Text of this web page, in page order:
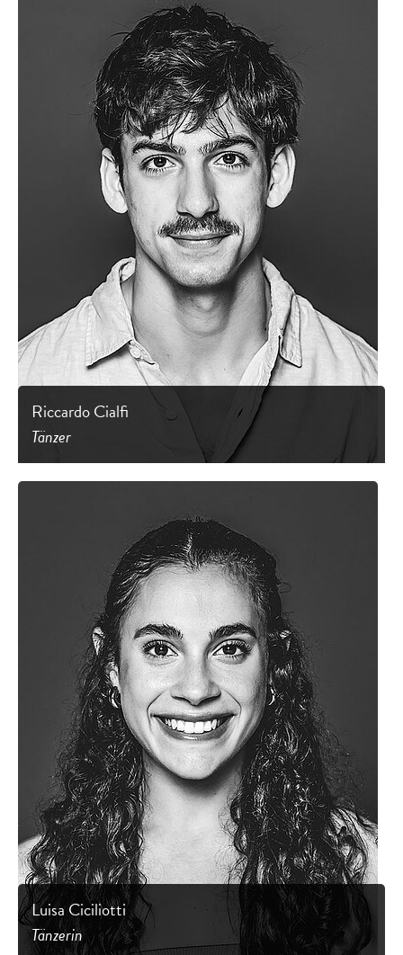
Riccardo Cialfi
Tänzer
Luisa Ciciliotti
Tänzerin